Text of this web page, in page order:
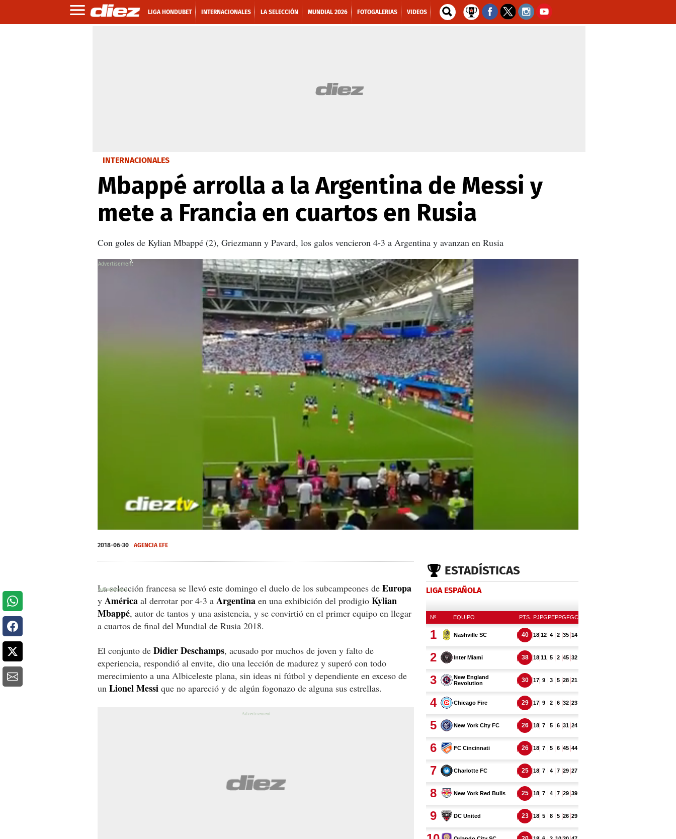
LIGA HONDUBET INTERNACIONALES LA SELECCIÓN MUNDIAL 2026 FOTOGALERIAS VIDEOS
INTERNACIONALES
Mbappé arrolla a la Argentina de Messi y
mete a Francia en cuartos en Rusia
Con goles de Kylian Mbappé (2), Griezmann y Pavard, los galos vencieron 4-3 a Argentina y avanzan en Rusia
Mbappé arrolla a la Argentina de Messi y mete a Francia en cuartos en Rusia
seconds
of
00:45
X
X
X
X
2018-06-30 AGENCIA EFE
La selección francesa se llevó este domingo el duelo de los subcampeones de Europa
y América al derrotar por 4-3 a Argentina en una exhibición del prodigio Kylian
Mbappé, autor de tantos y una asistencia, y se convirtió en el primer equipo en llegar
a cuartos de final del Mundial de Rusia 2018.
El conjunto de Didier Deschamps, acusado por muchos de joven y falto de
experiencia, respondió al envite, dio una lección de madurez y superó con todo
merecimiento a una Albiceleste plana, sin ideas ni fútbol y dependiente en exceso de
un Lionel Messi que no apareció y de algún fogonazo de alguna sus estrellas.
ESTADÍSTICAS
LIGA ESPAÑOLA